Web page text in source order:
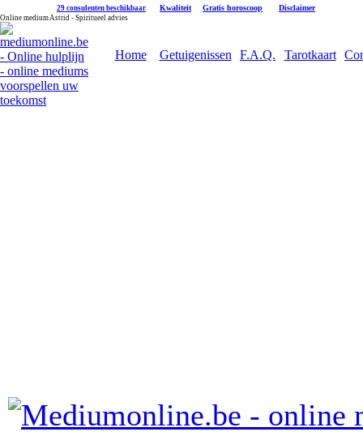
29 consulenten beschikbaar Kwaliteit Gratis horoscoop Disclaimer
Online medium Astrid - Spiritueel advies
Home Getuigenissen F.A.Q. Tarotkaart